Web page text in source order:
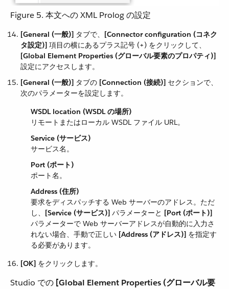
Figure 5. 本文への XML Prolog の設定
[General (一般)] ​ タブで、​ [Connector configuration (コネク
タ設定)] ​ 項目の横にあるプラス記号 (+) をクリックして、​
[Global Element Properties (グローバル要素のプロパティ)]
設定にアクセスします。
[General (一般)] ​ タブの ​ [Connection (接続)] ​ セクションで、
次のパラメーターを設定します。
WSDL location (WSDL の場所)
リモートまたはローカル WSDL ファイル URL。
Service (サービス)
サービス名。
Port (ポート)
ポート名。
Address (住所)
要求をディスパッチする Web サーバーのアドレス。ただ
し、​ [Service (サービス)] ​ パラメーターと ​ [Port (ポート)]
パラメーターで Web サーバーアドレスが自動的に入力さ
れない場合、手動で正しい ​ [Address (アドレス)] ​ を指定す
る必要があります。
[OK] ​ をクリックします。
Studio での ​ [Global Element Properties (グローバル要